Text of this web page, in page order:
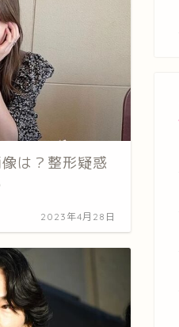
は？整形疑惑
2023年4月28日